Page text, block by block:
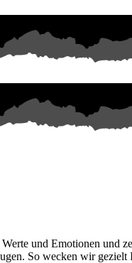
und Emotionen und
So wecken wir gezielt